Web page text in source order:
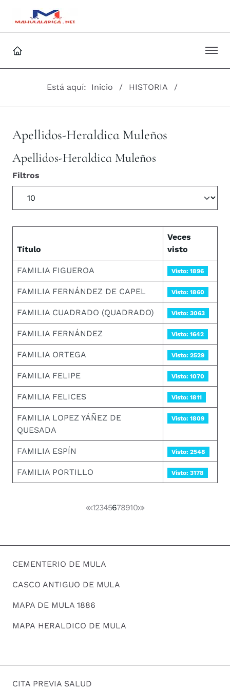
Está aquí: Inicio HISTORIA
Apellidos-Heraldica Muleños
Apellidos-Heraldica Muleños
Filtros
Título
Veces
visto
FAMILIA FIGUEROA Visto: 1896
FAMILIA FERNÁNDEZ DE CAPEL Visto: 1860
FAMILIA CUADRADO (QUADRADO) Visto: 3063
FAMILIA FERNÁNDEZ Visto: 1642
FAMILIA ORTEGA Visto: 2529
FAMILIA FELIPE Visto: 1070
FAMILIA FELICES Visto: 1811
FAMILIA LOPEZ YÁÑEZ DE
QUESADA
Visto: 1809
FAMILIA ESPÍN Visto: 2548
FAMILIA PORTILLO Visto: 3178
12345678910
CEMENTERIO DE MULA
CASCO ANTIGUO DE MULA
MAPA DE MULA 1886
MAPA HERALDICO DE MULA
CITA PREVIA SALUD